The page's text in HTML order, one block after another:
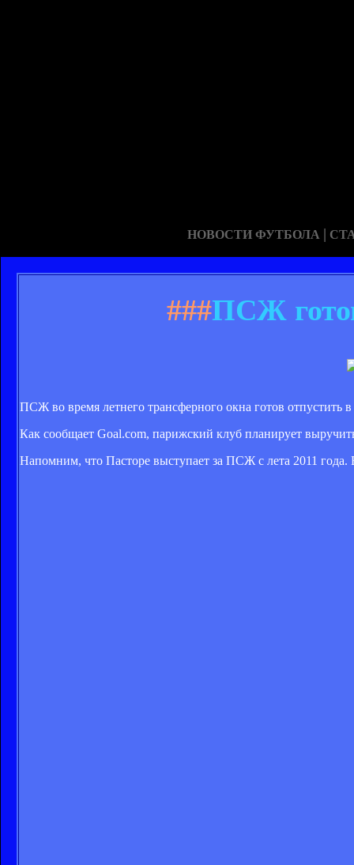
НОВОСТИ ФУТБОЛА |
###ПСЖ
ПСЖ во время летнего трансферного окна готов отпустить
Как сообщает Goal.com, парижский клуб планирует
Напомним, что Пасторе выступает за ПСЖ с лета 2011 года.